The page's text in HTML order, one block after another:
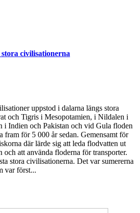
civilisationerna
uppstod i dalarna längs stora
och Tigris i Mesopotamien, i Nildalen i
i Indien och Pakistan och vid Gula floden
fram för 5 000 år sedan. Gemensamt för
där lärde sig att leda flodvatten ut
och att använda floderna för transporter.
stora civilisationerna. Det var sumererna
var först...